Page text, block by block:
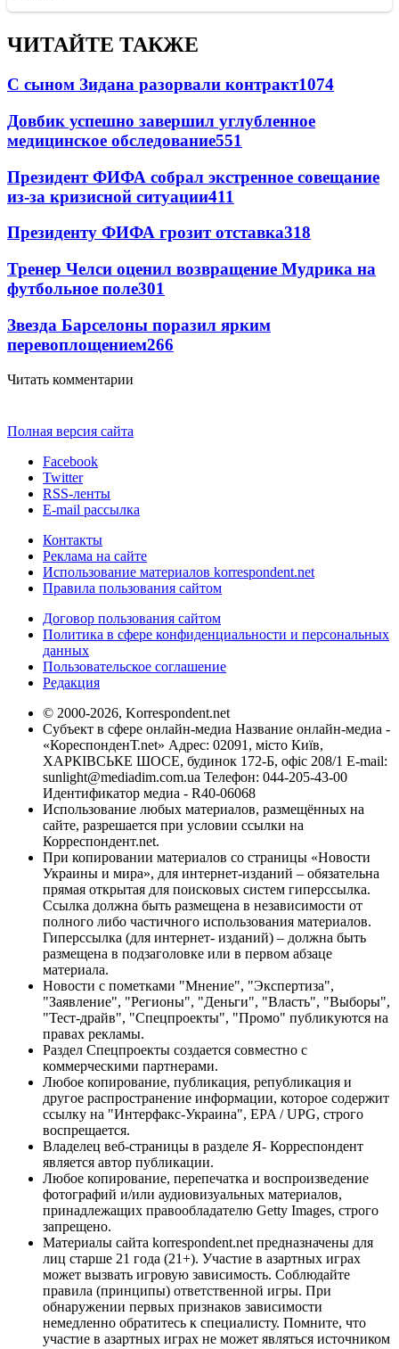
ЧИТАЙТЕ ТАКЖЕ
С сыном Зидана разорвали контракт1074
Довбик успешно завершил углубленное
медицинское обследование551
Президент ФИФА собрал экстренное совещание
из-за кризисной ситуации411
Президенту ФИФА грозит отставка318
Тренер Челси оценил возвращение Мудрика на
футбольное поле301
Звезда Барселоны поразил ярким
перевоплощением266
Читать комментарии
Полная версия сайта
Facebook
Twitter
RSS-ленты
E-mail рассылка
Контакты
Реклама на сайте
Использование материалов korrespondent.net
Правила пользования сайтом
Договор пользования сайтом
Политика в сфере конфиденциальности и персональных
данных
Пользовательское соглашение
Редакция
© 2000-2026, Korrespondent.net
Субъект в сфере онлайн-медиа Название онлайн-медиа -
«КореспонденТ.net» Адрес: 02091, місто Київ,
ХАРКІВСЬКЕ ШОСЕ, будинок 172-Б, офіс 208/1 E-mail:
sunlight@mediadim.com.ua Телефон: 044-205-43-00
Идентификатор медиа - R40-06068
Использование любых материалов, размещённых на
сайте, разрешается при условии ссылки на
Корреспондент.net.
При копировании материалов со страницы «Новости
Украины и мира», для интернет-изданий – обязательна
прямая открытая для поисковых систем гиперссылка.
Ссылка должна быть размещена в независимости от
полного либо частичного использования материалов.
Гиперссылка (для интернет- изданий) – должна быть
размещена в подзаголовке или в первом абзаце
материала.
Новости с пометками "Мнение", "Экспертиза",
"Заявление", "Регионы", "Деньги", "Власть", "Выборы",
"Тест-драйв", "Спецпроекты", "Промо" публикуются на
правах рекламы.
Раздел Спецпроекты создается совместно с
коммерческими партнерами.
Любое копирование, публикация, републикация и
другое распространение информации, которое содержит
ссылку на "Интерфакс-Украина", EPA / UPG, строго
воспрещается.
Владелец веб-страницы в разделе Я- Корреспондент
является автор публикации.
Любое копирование, перепечатка и воспроизведение
фотографий и/или аудиовизуальных материалов,
принадлежащих правообладателю Getty Images, строго
запрещено.
Материалы сайта korrespondent.net предназначены для
лиц старше 21 года (21+). Участие в азартных играх
может вызвать игровую зависимость. Соблюдайте
правила (принципы) ответственной игры. При
обнаружении первых признаков зависимости
немедленно обратитесь к специалисту. Помните, что
участие в азартных играх не может являться источником